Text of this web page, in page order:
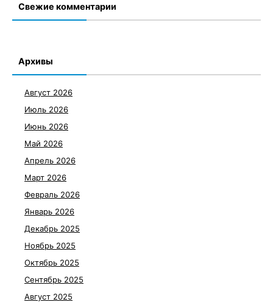
Свежие комментарии
Архивы
Август 2026
Июль 2026
Июнь 2026
Май 2026
Апрель 2026
Март 2026
Февраль 2026
Январь 2026
Декабрь 2025
Ноябрь 2025
Октябрь 2025
Сентябрь 2025
Август 2025